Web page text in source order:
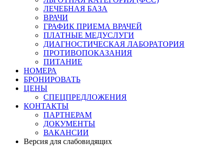
ЛЕЧЕБНАЯ БАЗА
ВРАЧИ
ГРАФИК ПРИЕМА ВРАЧЕЙ
ПЛАТНЫЕ МЕДУСЛУГИ
ДИАГНОСТИЧЕСКАЯ ЛАБОРАТОРИЯ
ПРОТИВОПОКАЗАНИЯ
ПИТАНИЕ
НОМЕРА
БРОНИРОВАТЬ
ЦЕНЫ
СПЕЦПРЕДЛОЖЕНИЯ
КОНТАКТЫ
ПАРТНЕРАМ
ДОКУМЕНТЫ
ВАКАНСИИ
Версия для слабовидящих